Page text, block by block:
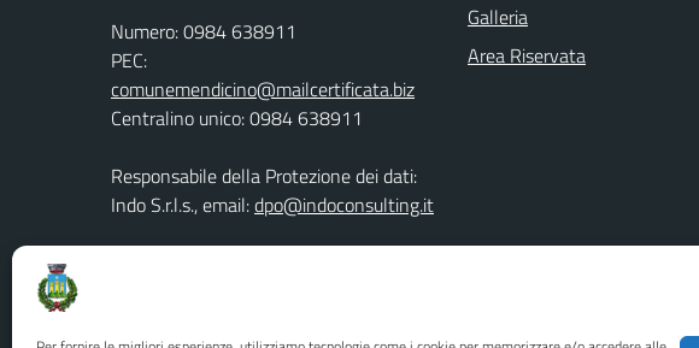
Numero: 0984 638911
PEC:
comunemendicino@mailcertificata.biz
Centralino unico: 0984 638911
Responsabile della Protezione dei dati:
Indo S.r.l.s., email:dpo@indoconsulting.it
Galleria
Area Riservata